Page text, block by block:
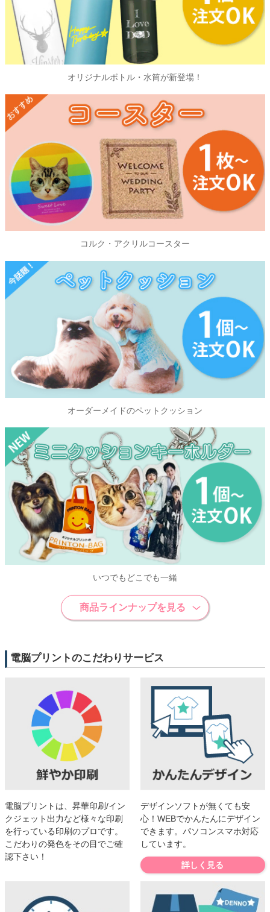
オリジナルボトル・水筒が新登場！
コルク・アクリルコースター
オーダーメイドのペットクッション
いつでもどこでも一緒
商品ラインナップを見る
電脳プリントのこだわりサービス
電脳プリントは、昇華印刷/イン
クジェット出力など様々な印刷
を行っている印刷のプロです。
こだわりの発色をその目でご確
認下さい！
デザインソフトが無くても安
心！WEBでかんたんにデザイン
できます。パソコンスマホ対応
しています。
詳しく見る